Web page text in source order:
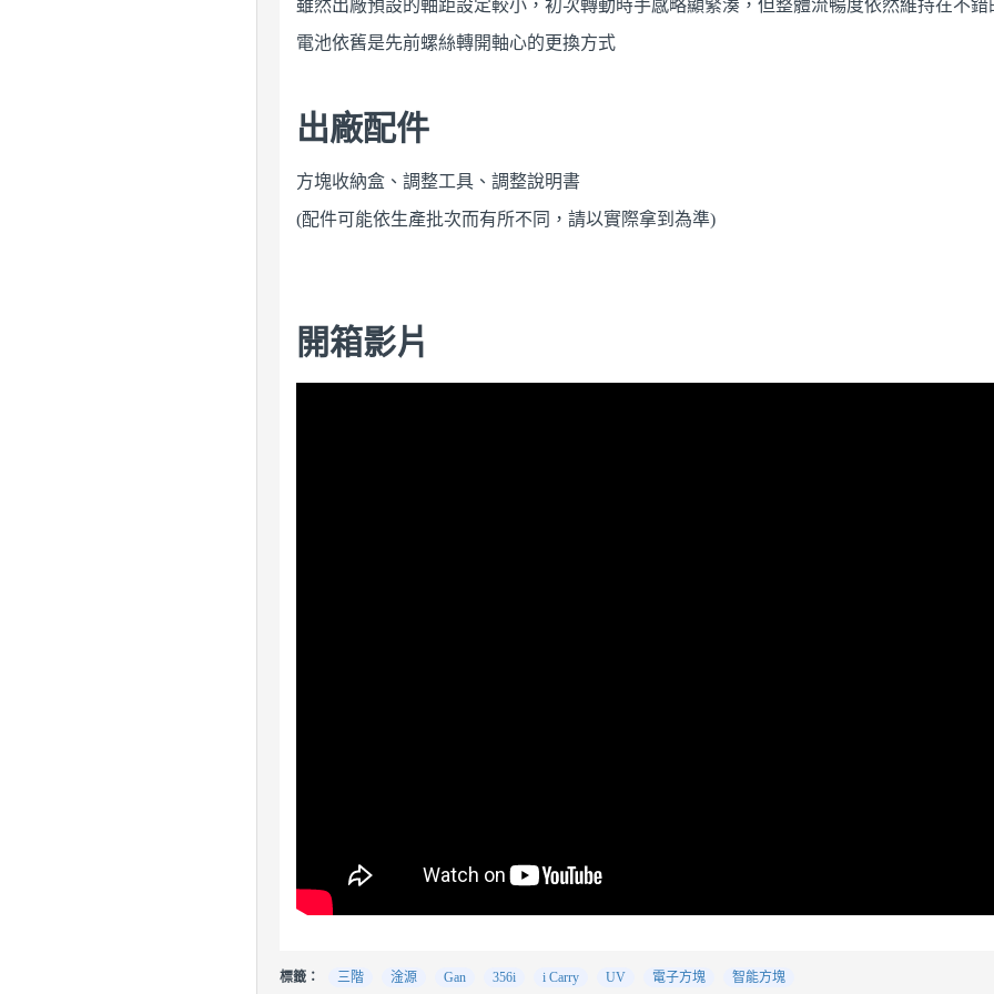
雖然出廠預設的軸距設定較小，初次轉動時手感略顯緊湊，但整體流暢度依然維持在不錯
電池依舊是先前螺絲轉開軸心的更換方式
出廠配件
方塊收納盒、調整工具、調整說明書
(配件可能依生產批次而有所不同，請以實際拿到為準)
開箱影片
標籤： 三階 淦源 Gan 356i i Carry UV 電子方塊 智能方塊